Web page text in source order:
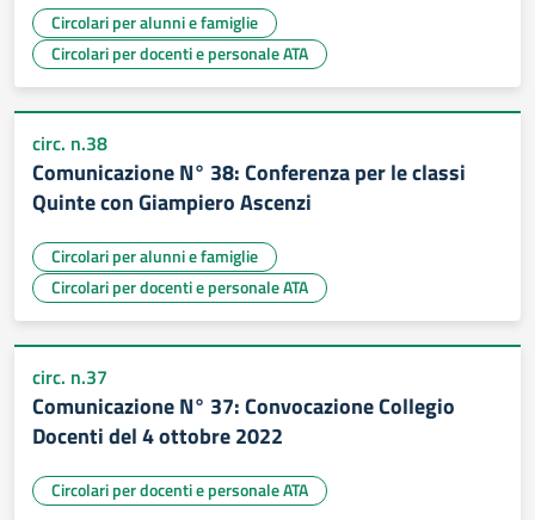
Circolari per alunni e famiglie
Circolari per docenti e personale ATA
circ. n.38
Comunicazione N° 38: Conferenza per le classi
Quinte con Giampiero Ascenzi
Circolari per alunni e famiglie
Circolari per docenti e personale ATA
circ. n.37
Comunicazione N° 37: Convocazione Collegio
Docenti del 4 ottobre 2022
Circolari per docenti e personale ATA